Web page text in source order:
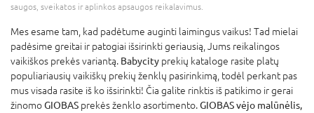
saugos, sveikatos ir aplinkos apsaugos reikalavimus.
Mes esame tam, kad padėtume auginti laimingus vaikus! Tad mielai
padėsime greitai ir patogiai išsirinkti geriausią, Jums reikalingos
vaikiškos prekės variantą. Babycity prekių kataloge rasite platų
populiariausių vaikiškų prekių ženklų pasirinkimą, todėl perkant pas
mus visada rasite iš ko išsirinkti! Čia galite rinktis iš patikimo ir gerai
žinomoGIOBAS prekės ženklo asortimento.GIOBAS vėjo malūnėlis,